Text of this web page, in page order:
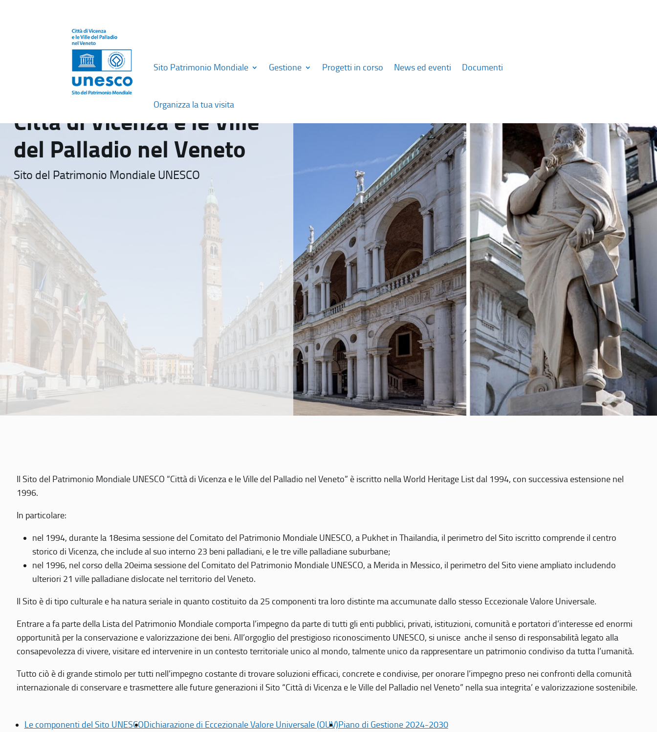
Sito Patrimonio Mondiale Gestione Progetti in corso News ed eventi Documenti
Organizza la tua visita
Città di Vicenza e le Ville
del Palladio nel Veneto
Sito del Patrimonio Mondiale UNESCO
Il Sito del Patrimonio Mondiale UNESCO “Città di Vicenza e le Ville del Palladio nel Veneto” è iscritto nella World Heritage List dal 1994, con successiva estensione nel
1996.
In particolare:
nel 1994, durante la 18esima sessione del Comitato del Patrimonio Mondiale UNESCO, a Pukhet in Thailandia, il perimetro del Sito iscritto comprende il centro
storico di Vicenza, che include al suo interno 23 beni palladiani, e le tre ville palladiane suburbane;
nel 1996, nel corso della 20eima sessione del Comitato del Patrimonio Mondiale UNESCO, a Merida in Messico, il perimetro del Sito viene ampliato includendo
ulteriori 21 ville palladiane dislocate nel territorio del Veneto.
Il Sito è di tipo culturale e ha natura seriale in quanto costituito da 25 componenti tra loro distinte ma accumunate dallo stesso Eccezionale Valore Universale.
Entrare a fa parte della Lista del Patrimonio Mondiale comporta l’impegno da parte di tutti gli enti pubblici, privati, istituzioni, comunità e portatori d’interesse ed enormi
opportunità per la conservazione e valorizzazione dei beni. All’orgoglio del prestigioso riconoscimento UNESCO, si unisce anche il senso di responsabilità legato alla
consapevolezza di vivere, visitare ed intervenire in un contesto territoriale unico al mondo, talmente unico da rappresentare un patrimonio condiviso da tutta l’umanità.
Tutto ciò è di grande stimolo per tutti nell’impegno costante di trovare soluzioni efficaci, concrete e condivise, per onorare l’impegno preso nei confronti della comunità
internazionale di conservare e trasmettere alle future generazioni il Sito “Città di Vicenza e le Ville del Palladio nel Veneto” nella sua integrita’ e valorizzazione sostenibile.
Le componenti del Sito UNESCODichiarazione di Eccezionale Valore Universale (OUV)Piano di Gestione 2024-2030